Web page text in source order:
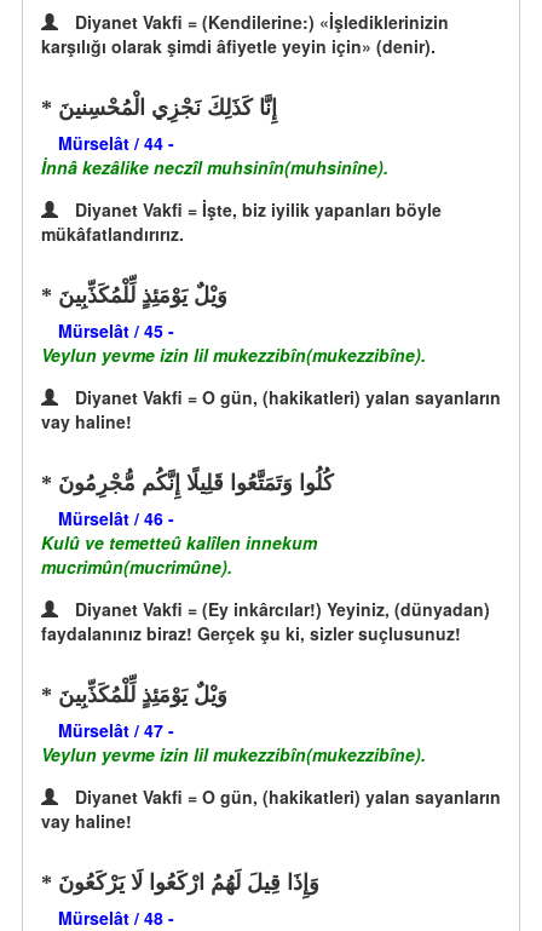
Diyanet Vakfi = (Kendilerine:) «İşlediklerinizin
karşılığı olarak şimdi âfiyetle yeyin için» (denir).
إِنَّا كَذَلِكَ نَجْزِي الْمُحْسِنينَ
Mürselât / 44 -
İnnâ kezâlike neczîl muhsinîn(muhsinîne).
Diyanet Vakfi = İşte, biz iyilik yapanları böyle
mükâfatlandırırız.
وَيْلٌ يَوْمَئِذٍ لِّلْمُكَذِّبِينَ
Mürselât / 45 -
Veylun yevme izin lil mukezzibîn(mukezzibîne).
Diyanet Vakfi = O gün, (hakikatleri) yalan sayanların
vay haline!
كُلُوا وَتَمَتَّعُوا قَلِيلًا إِنَّكُم مُّجْرِمُونَ
Mürselât / 46 -
Kulû ve temetteû kalîlen innekum
mucrimûn(mucrimûne).
Diyanet Vakfi = (Ey inkârcılar!) Yeyiniz, (dünyadan)
faydalanınız biraz! Gerçek şu ki, sizler suçlusunuz!
وَيْلٌ يَوْمَئِذٍ لِّلْمُكَذِّبِينَ
Mürselât / 47 -
Veylun yevme izin lil mukezzibîn(mukezzibîne).
Diyanet Vakfi = O gün, (hakikatleri) yalan sayanların
vay haline!
وَإِذَا قِيلَ لَهُمُ ارْكَعُوا لَا يَرْكَعُونَ
Mürselât / 48 -